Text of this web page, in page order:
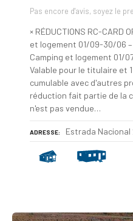
Pas encore d'avis, soyez le
× RÉDUCTIONS RC-CARD
et logement 01/09-30/06 –
Camping et logement 01/
Valable pour le titulaire et
cumulable avec d'autres
réduction fait partie de la
n'est pas vendue…
ADRESSE Estrada Nacional